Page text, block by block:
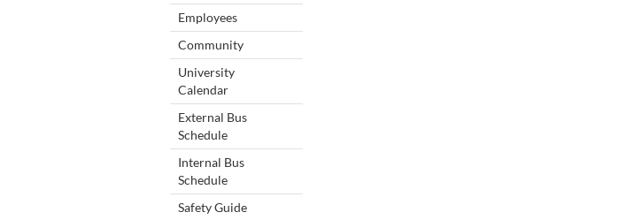
Employees
Community
University
Calendar
External Bus
Schedule
Internal Bus
Schedule
Safety Guide